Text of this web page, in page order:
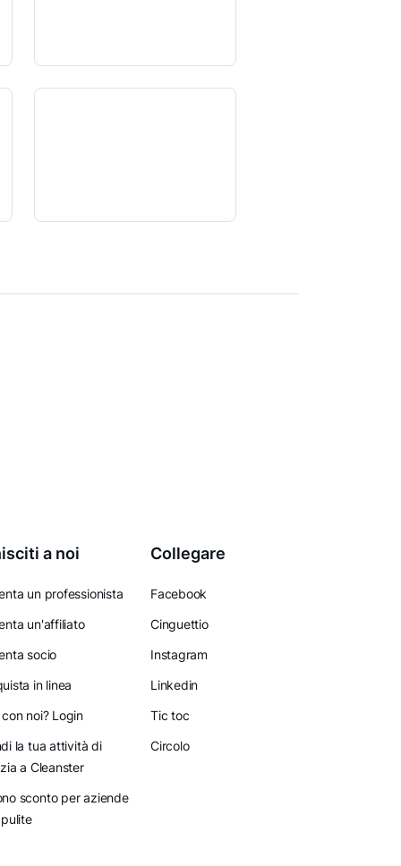
a noi
un professionista
un'affiliato
socio
in linea
con noi? Login
la tua attività di
a Cleanster
sconto per aziende
Collegare
Facebook
Cinguettio
Instagram
Linkedin
Tic toc
Circolo